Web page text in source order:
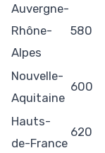
Auvergne-
Rhône-
Alpes
580
Nouvelle-
Aquitaine
600
Hauts-
de-France
620